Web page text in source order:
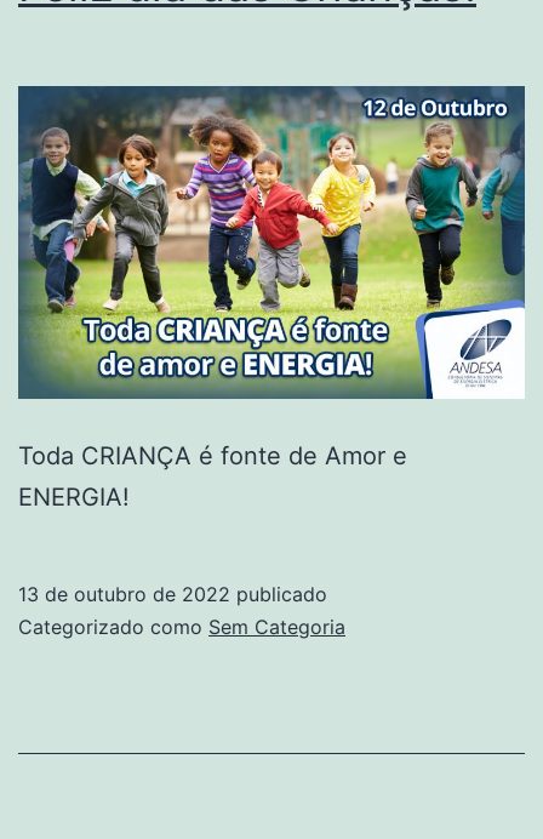
Toda CRIANÇA é fonte de Amor e
ENERGIA!
13 de outubro de 2022 publicado
Categorizado como Sem Categoria